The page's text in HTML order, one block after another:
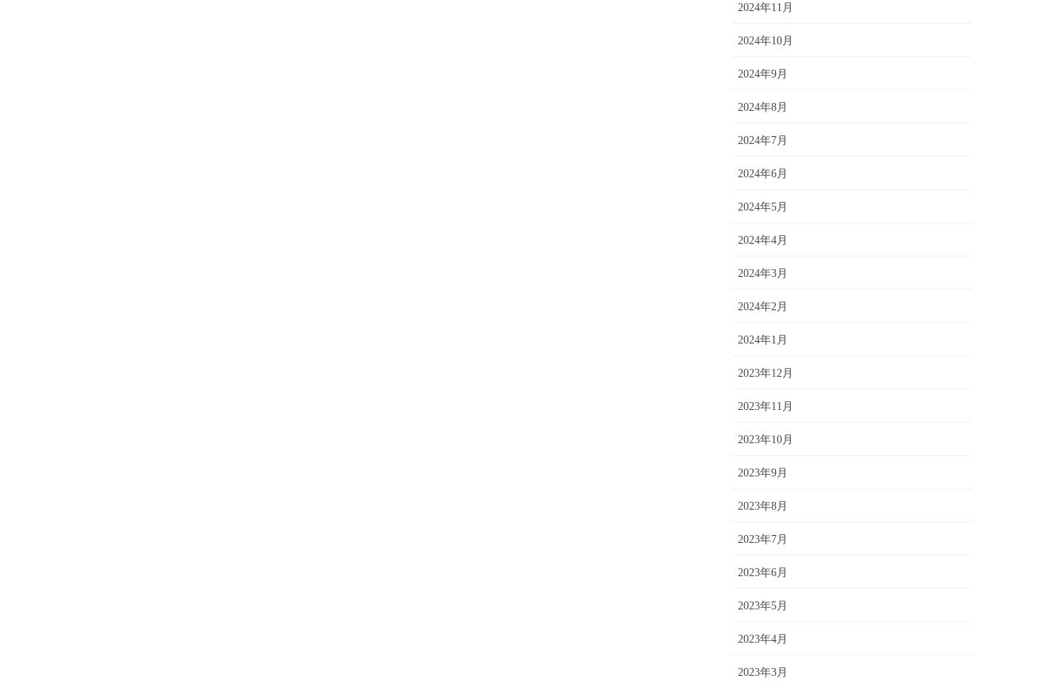
2024年11月
2024年10月
2024年9月
2024年8月
2024年7月
2024年6月
2024年5月
2024年4月
2024年3月
2024年2月
2024年1月
2023年12月
2023年11月
2023年10月
2023年9月
2023年8月
2023年7月
2023年6月
2023年5月
2023年4月
2023年3月